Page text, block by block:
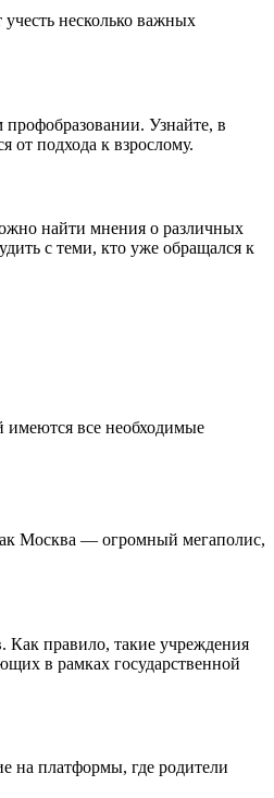
несколько важных
Узнайте, в
от подхода к взрослому.
найти мнения о различных
с теми, кто уже обращался к
имеются все необходимые
Москва — огромный мегаполис,
Как правило, такие учреждения
в рамках государственной
на платформы, где родители